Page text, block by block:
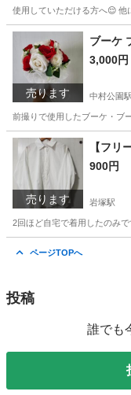
使用していただける方へ😌
愛知 名古屋市 中村
売ります
ブーケ
3,000円
中村公園駅
前撮りで使用したブーケ・ブ
愛知 名古屋市 中村
売ります
900円
岩塚駅
2回ほど自宅で着用したのみ
ページTOPへ
投稿
誰でも